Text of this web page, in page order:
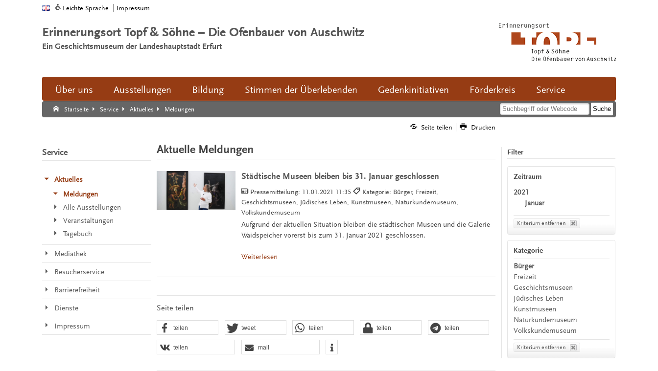
Leichte Sprache Impressum
Erinnerungsort Topf & Söhne – Die Ofenbauer von Auschwitz
Ein Geschichtsmuseum der Landeshauptstadt Erfurt
Über uns Ausstellungen Bildung Stimmen der Überlebenden Gedenkinitiativen Förderkreis Service
Startseite Service Aktuelles Meldungen
Suche:
Suche Ende.
Seite teilen Drucken
Aktuelle Meldungen
Städtische Museen bleiben bis 31. Januar geschlossen
Pressemitteilung: 11.01.2021 11:35
Kategorie: Bürger, Freizeit,
Geschichtsmuseen, Jüdisches Leben, Kunstmuseen, Naturkundemuseum,
Volkskundemuseum
Aufgrund der aktuellen Situation bleiben die städtischen Museen und die Galerie
Waidspeicher vorerst bis zum 31. Januar 2021 geschlossen.
Weiterlesen
Seite teilen
teilen tweet teilen teilen teilen
teilen mail
Filter
Zeitraum
2021
Januar
Kriterium entfernen
Kategorie
Bürger
Freizeit
Geschichtsmuseen
Jüdisches Leben
Kunstmuseen
Naturkundemuseum
Volkskundemuseum
Kriterium entfernen
Service
Aktuelles
Meldungen
Alle Ausstellungen
Veranstaltungen
Tagebuch
Mediathek
Besucherservice
Barrierefreiheit
Dienste
Impressum